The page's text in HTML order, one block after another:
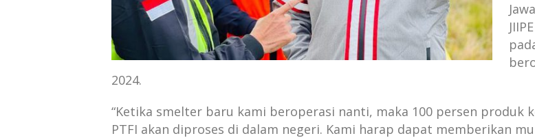
2024.
“Ketika smelter baru kami beroperasi nanti, maka 100 persen produk
PTFI akan diproses di dalam negeri. Kami harap dapat memberikan